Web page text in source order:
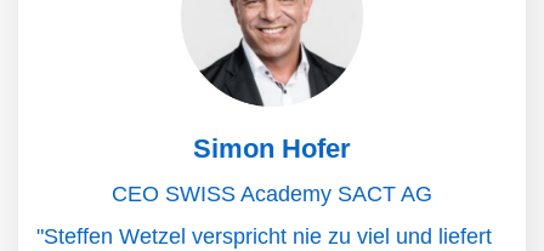
Simon Hofer
CEO SWISS Academy SACT AG
"Steffen Wetzel verspricht nie zu viel und liefert